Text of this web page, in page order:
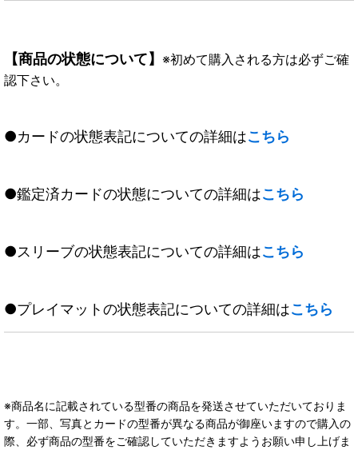
【商品の状態について】 ※初めて購入される方は必ずご確
認下さい。
●カードの状態表記についての詳細はこちら
●鑑定済カードの状態についての詳細はこちら
●スリーブの状態表記についての詳細はこちら
●プレイマットの状態表記についての詳細はこちら
※商品名に記載されている型番の商品を発送させていただいておりま
す。一部、写真とカードの型番が異なる商品が御座いますので購入の
際、必ず商品の型番をご確認していただきますようお願い申し上げま